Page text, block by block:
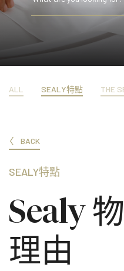
ALL SEALY特點 THE
BACK
SEALY特點
Sealy
理由